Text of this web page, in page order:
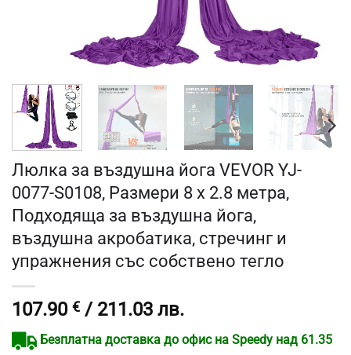
Люлка за въздушна йога VEVOR YJ-
0077-S0108, Размери 8 x 2.8 метра,
Подходяща за въздушна йога,
въздушна акробатика, стречинг и
упражнения със собствено тегло
107.90 € / 211.03 лв.
Безплатна доставка до офис на Speedy над 61.35